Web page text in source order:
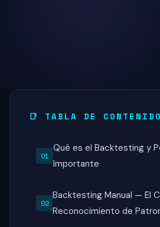
📑 TABLA DE
Qué es el Backtesting y
Importante
Backtesting Manual — El
Reconocimiento de